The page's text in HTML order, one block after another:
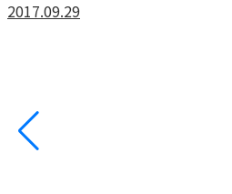
2017.09.29